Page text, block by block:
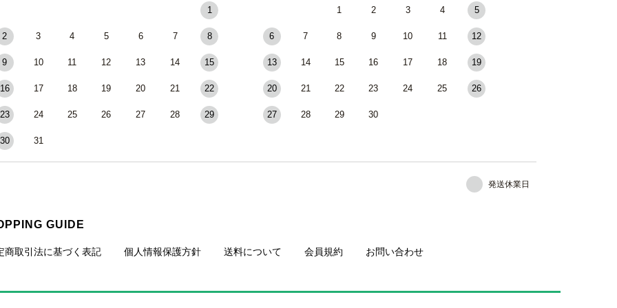
1
2 3 4 5 6 7 8
9 10 11 12 13 14 15
16 17 18 19 20 21 22
23 24 25 26 27 28 29
30 31
1 2 3 4 5
6 7 8 9 10 11 12
13 14 15 16 17 18 19
20 21 22 23 24 25 26
27 28 29 30
発送休業日
GUIDE
商取引法に基づく表記 個人情報保護方針 送料について 会員規約 お問い合わせ